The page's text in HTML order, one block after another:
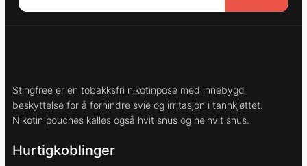
Stingfree er en tobakksfri nikotinpose med innebygd
beskyttelse for å forhindre svie og irritasjon i tannkjøttet.
Nikotin pouches kalles også hvit snus og helhvit snus.
Hurtigkoblinger